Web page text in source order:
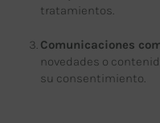
tratamientos.
Comunicaciones
novedades o
su consentimiento.